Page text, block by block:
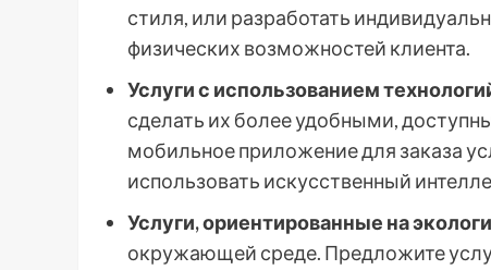
стиля, или разработать
физических возможностей клиента.
Услуги с использованием
сделать их более удобными,
мобильное приложение для заказа
использовать искусственный
Услуги, ориентированные на
окружающей среде. Предложите